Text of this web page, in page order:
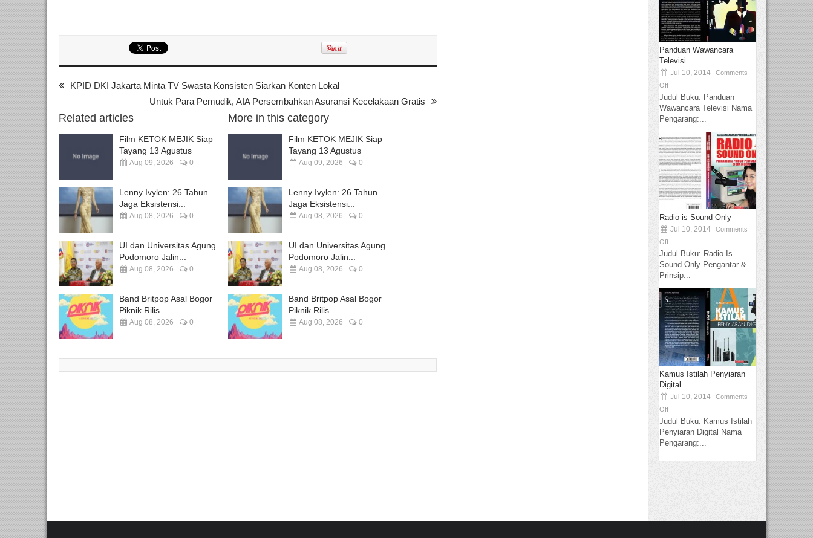
KPID DKI Jakarta Minta TV Swasta Konsisten Siarkan Konten Lokal
Untuk Para Pemudik, AIA Persembahkan Asuransi Kecelakaan Gratis
Related articles
Film KETOK MEJIK Siap
Tayang 13 Agustus
Aug 09, 2026 0
Lenny Ivylen: 26 Tahun
Jaga Eksistensi...
Aug 08, 2026 0
UI dan Universitas Agung
Podomoro Jalin...
Aug 08, 2026 0
Band Britpop Asal Bogor
Piknik Rilis...
Aug 08, 2026 0
More in this category
Film KETOK MEJIK Siap
Tayang 13 Agustus
Aug 09, 2026 0
Lenny Ivylen: 26 Tahun
Jaga Eksistensi...
Aug 08, 2026 0
UI dan Universitas Agung
Podomoro Jalin...
Aug 08, 2026 0
Band Britpop Asal Bogor
Piknik Rilis...
Aug 08, 2026 0
Panduan Wawancara
Televisi
Jul 10, 2014
Comments
Off
Judul Buku: Panduan
Wawancara Televisi Nama
Pengarang:...
Radio is Sound Only
Jul 10, 2014
Comments
Off
Judul Buku: Radio Is
Sound Only Pengantar &
Prinsip...
Kamus Istilah Penyiaran
Digital
Jul 10, 2014
Comments
Off
Judul Buku: Kamus Istilah
Penyiaran Digital Nama
Pengarang:...